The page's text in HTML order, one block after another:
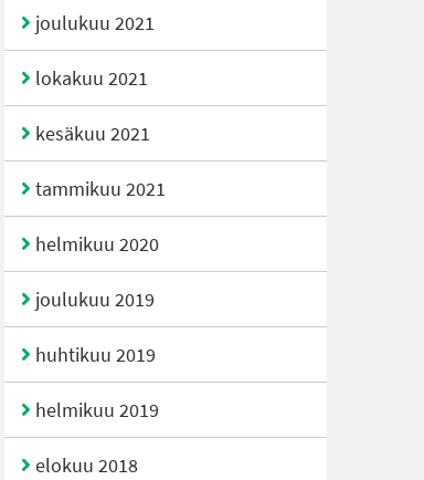
joulukuu 2021
lokakuu 2021
kesäkuu 2021
tammikuu 2021
helmikuu 2020
joulukuu 2019
huhtikuu 2019
helmikuu 2019
elokuu 2018